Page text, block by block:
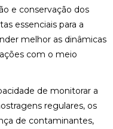
e conservação dos
essenciais para a
melhor as dinâmicas
com o meio
de monitorar a
regulares, os
de contaminantes,